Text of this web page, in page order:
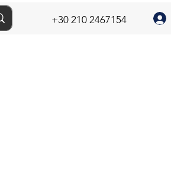
+30 210 2467154